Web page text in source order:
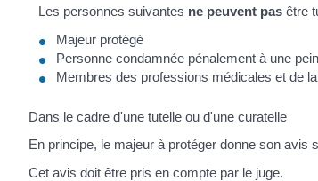
Les personnes suivantes ne peuvent pas être
Majeur protégé
Personne condamnée pénalement à une
Membres des professions médicales et de
Dans le cadre d'une tutelle ou d'une curatelle
En principe, le majeur à protéger donne son avis
Cet avis doit être pris en compte par le juge.